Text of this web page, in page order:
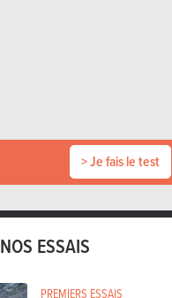
> Je fais le test
NOS ESSAIS
PREMIERS ESSAIS